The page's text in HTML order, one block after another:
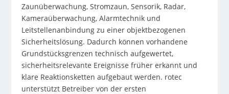
Zaunüberwachung, Stromzaun, Sensorik, Radar,
Kameraüberwachung, Alarmtechnik und
Leitstellenanbindung zu einer objektbezogenen
Sicherheitslösung. Dadurch können vorhandene
Grundstücksgrenzen technisch aufgewertet,
sicherheitsrelevante Ereignisse früher erkannt und
klare Reaktionsketten aufgebaut werden. rotec
unterstützt Betreiber von der ersten